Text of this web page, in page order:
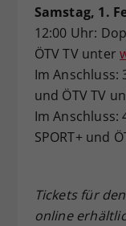
Samstag, 1.
12:00 Uhr:
ÖTV TV unter
Im Anschluss:
und ÖTV TV
Im Anschluss:
SPORT+ und
Tickets für
online